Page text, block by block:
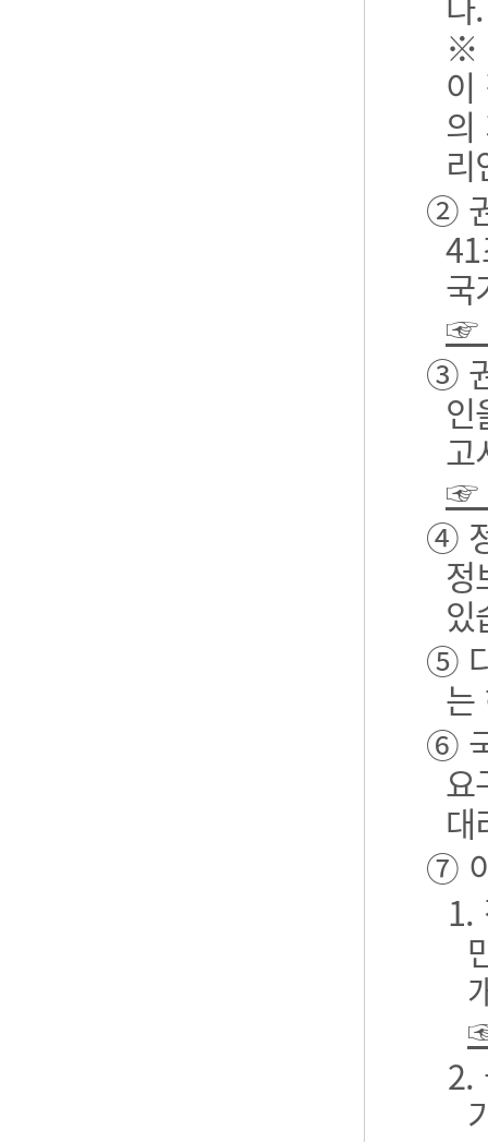
※
이
의
②
국
☞
③
인
고
☞
④
정
있
⑤
는
⑥
요
대
⑦
1.
2.